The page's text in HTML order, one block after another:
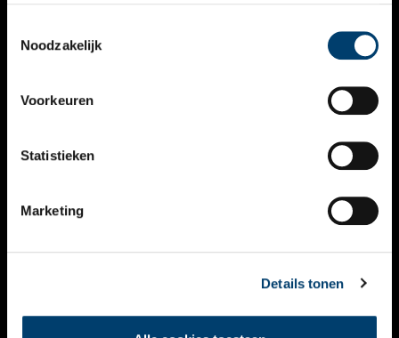
Noodzakelijk
Voorkeuren
Statistieken
Marketing
Details tonen
VERHALEN
KALENDER
THEMA’S
VIDEO’S
CONTACT